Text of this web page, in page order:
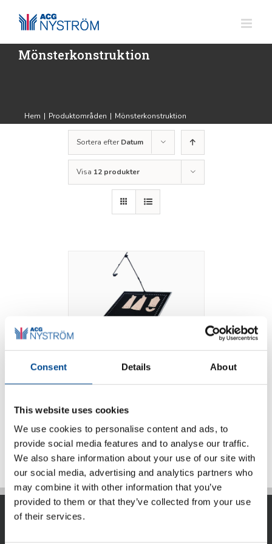
Consent Details About
This website uses cookies
We use cookies to personalise content and ads, to
provide social media features and to analyse our traffic.
We also share information about your use of our site with
our social media, advertising and analytics partners who
may combine it with other information that you’ve
provided to them or that they’ve collected from your use
of their services.
innehållet
Mönsterkonstruktion
Hem | Produktområden | Mönsterkonstruktion
Sortera efterDatum
Visa 12 produkter
Photo Digitizer
Detaljer